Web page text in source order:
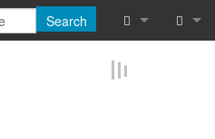
Search